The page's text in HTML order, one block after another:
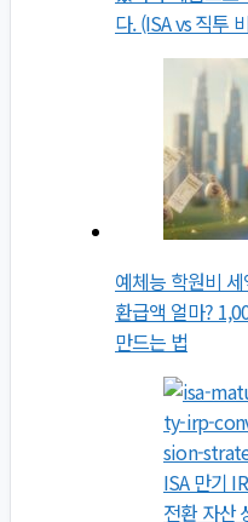
다. (ISA vs 직투
예체능 학원비
환급액 얼마?
만드는 법